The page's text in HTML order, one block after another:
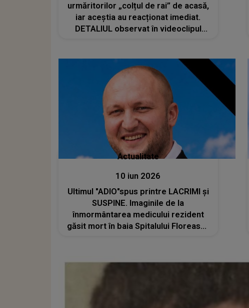
urmăritorilor „colțul de rai” de acasă,
iar aceștia au reacționat imediat.
DETALIUL observat în videoclipul
Actualitate
10 iun 2026
Ultimul "ADIO"spus printre LACRIMI și
SUSPINE. Imaginile de la
înmormântarea medicului rezident
găsit mort în baia Spitalului Floreasca
sfâșietoare. Ce s-a întâmplat în